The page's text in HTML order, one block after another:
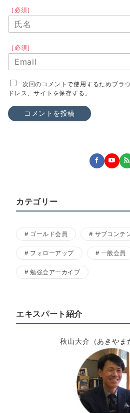
［必須］
［必須］
次回のコメントで使用するためブラ
ドレス、サイトを保存する。
カテゴリー
ゴールド会員 サブコンテ
フォローアップ 一般会員
勉強会アーカイブ
エキスパート紹介
秋山大介（あきやま